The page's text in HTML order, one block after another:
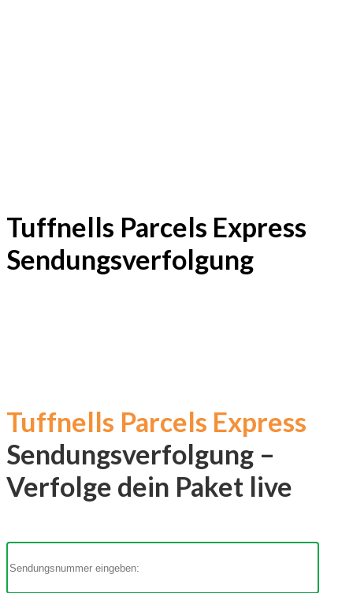
Tuffnells Parcels Express
Sendungsverfolgung
Tuffnells Parcels Express
Sendungsverfolgung –
Verfolge dein Paket live